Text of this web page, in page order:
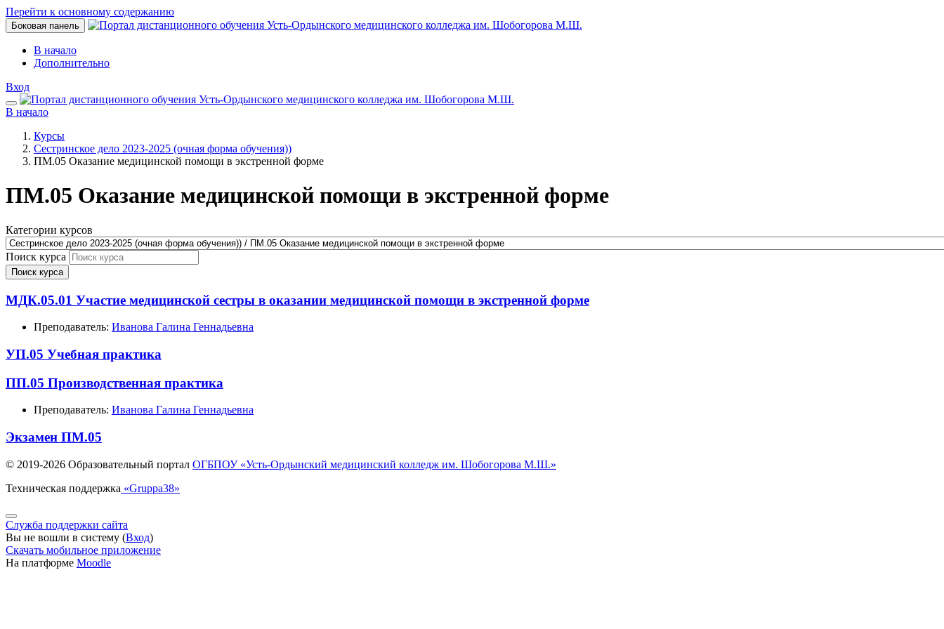
Перейти к основному содержанию
Боковая панель
В начало
Дополнительно
Вход
В начало
Курсы
Сестринское дело 2023-2025 (очная форма обучения))
ПМ.05 Оказание медицинской помощи в экстренной форме
ПМ.05 Оказание медицинской помощи в экстренной форме
Категории курсов
Поиск курса
Поиск курса
МДК.05.01 Участие медицинской сестры в оказании медицинской помощи в экстренной форме
Преподаватель: Иванова Галина Геннадьевна
УП.05 Учебная практика
ПП.05 Производственная практика
Преподаватель: Иванова Галина Геннадьевна
Экзамен ПМ.05
© 2019-2026 Образовательный портал ОГБПОУ «Усть-Ордынский медицинский колледж им. Шобогорова М.Ш.»
Техническая поддержка «Gruppa38»
Служба поддержки сайта
Вы не вошли в систему (Вход)
Скачать мобильное приложение
На платформе Moodle